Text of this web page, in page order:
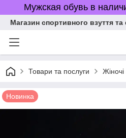
Мужская обувь в
Магазин спортивного взуття та
Товари та послуги
Новинка